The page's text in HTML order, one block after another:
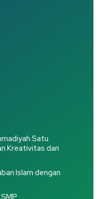
Satu
Kreativitas dan
Islam dengan